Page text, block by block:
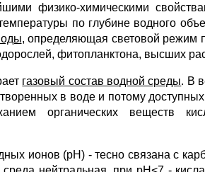
физико-химическими
по глубине водного
, определяющая световой режим
фитопланктона, высших
газовый состав водной среды. В
в воде и потому
органических веществ
ионов (рН) - тесно связана с